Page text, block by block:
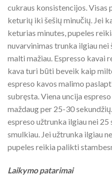
cukraus konsistencijos.
keturių iki šešių minučių. Jei
keturias minutes, pupeles
nuvarvinimas trunka ilgiau nei
malti mažiau. Espresso kavai
kava turi būti beveik kaip
espreso kavos malimo
subręsta. Viena uncija
maždaug per 25-30
espreso užtrunka ilgiau nei
smulkiau. Jei užtrunka ilgiau
pupeles reikia palikti
Laikymo patarimai